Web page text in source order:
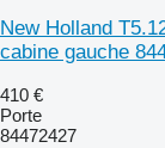
New Holland
cabine gauche
410 €
Porte
84472427